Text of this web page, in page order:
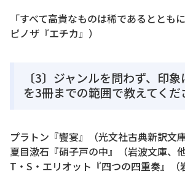
「すべて高貴なものは稀であるととも
ピノザ『エチカ』）
〔3〕ジャンルを問わず、印
を3冊までの範囲で教えてくだ
プラトン『饗宴』（光文社古典新訳文
夏目漱石『硝子戸の中』（岩波文庫、他
T・S・エリオット『四つの四重奏』（